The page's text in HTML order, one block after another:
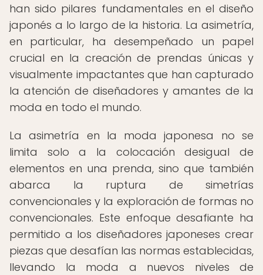
han sido pilares fundamentales en el diseño
japonés a lo largo de la historia. La asimetría,
en particular, ha desempeñado un papel
crucial en la creación de prendas únicas y
visualmente impactantes que han capturado
la atención de diseñadores y amantes de la
moda en todo el mundo.
La asimetría en la moda japonesa no se
limita solo a la colocación desigual de
elementos en una prenda, sino que también
abarca la ruptura de simetrías
convencionales y la exploración de formas no
convencionales. Este enfoque desafiante ha
permitido a los diseñadores japoneses crear
piezas que desafían las normas establecidas,
llevando la moda a nuevos niveles de